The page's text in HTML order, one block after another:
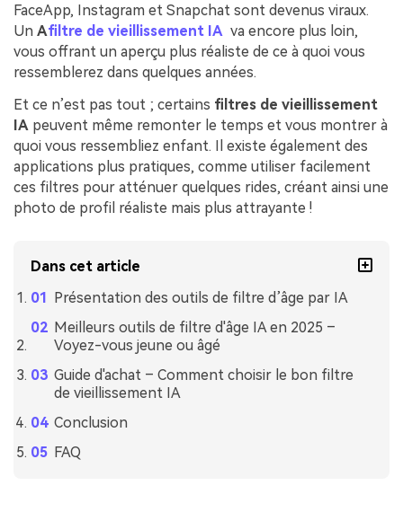
FaceApp, Instagram et Snapchat sont devenus viraux.
Un Afiltre de vieillissement IA va encore plus loin,
vous offrant un aperçu plus réaliste de ce à quoi vous
ressemblerez dans quelques années.
Et ce n’est pas tout ; certains filtres de vieillissement
IA peuvent même remonter le temps et vous montrer à
quoi vous ressembliez enfant. Il existe également des
applications plus pratiques, comme utiliser facilement
ces filtres pour atténuer quelques rides, créant ainsi une
photo de profil réaliste mais plus attrayante !
Dans cet article
Présentation des outils de filtre d’âge par IA
Meilleurs outils de filtre d'âge IA en 2025 –
Voyez-vous jeune ou âgé
Guide d'achat – Comment choisir le bon filtre
de vieillissement IA
Conclusion
FAQ